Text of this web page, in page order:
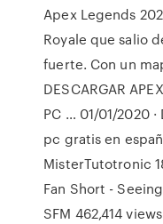
Apex Legends
Royale que salio
fuerte. Con un
DESCARGAR
PC … 01/01/2020
pc gratis en
MisterTutotronic
Fan Short -
SFM 462,414